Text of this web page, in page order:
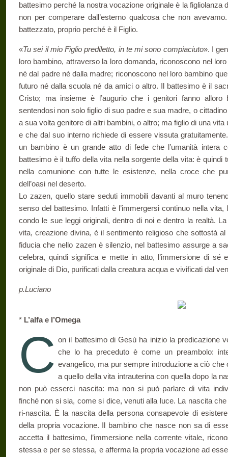
battesimo perché la nostra vocazione originale è la figliolanza
non per comperare dall’esterno qualcosa che non
battezzato, proprio perché è il Figlio.
«Tu sei il mio Figlio prediletto, in te mi sono compiaciuto». I
loro bambino, attraverso la loro domanda, riconoscono nel
né dal padre né dalla madre; riconoscono nel loro bambino
futuro né dalla scuola né da amici o altro. Il battesimo è il
Cristo; ma insieme è l’augurio che i genitori fanno alloro
sentendosi non solo figlio di suo padre e sua madre, o
a sua volta genitore di altri bambini, o altro; ma figlio di una
e che dal suo interno richiede di essere vissuta
un bambino è un grande atto di fede che l’umanità intera
battesimo è il tuffo della vita nella sorgente della vita: è quindi
nella comunione con tutte le esisten­ze, nella croce che
dell’oasi nel deserto.
Lo zazen, quello stare seduti immobili davanti al muro
senso del battesimo. Infatti è l’im­mergersi continuo nella
condo le sue leggi originali, dentro di noi e dentro la realtà.
vita, creazione divina, è il senti­mento religioso che sottostà
fiducia che nello zazen è silenzio, nel battesimo assurge a
celebra, quindi significa e mette in atto, l’immersione di sé
originale di Dio, purificati dalla creatura acqua e vivificati dal
p.Luciano
* L’alfa e l’Omega
C on il battesimo di Gesù ha inizio la predicazione
che lo ha preceduto è come un preambolo:
evangelico, ma pur sempre in­troduzione a ciò
a quello della vita intrauterina con quella dopo la
non può esserci nascita: ma non si può parlare di vita
finché non si sia, come si dice, venuti alla luce. La nascita
ri-nascita. È la nascita della persona consapevole di
della propria vocazione. Il bambino che nasce non sa di
accetta il batte­simo, l’immersione nella corrente vitale,
stessa e per se stessa, e afferma la propria vocazione ad